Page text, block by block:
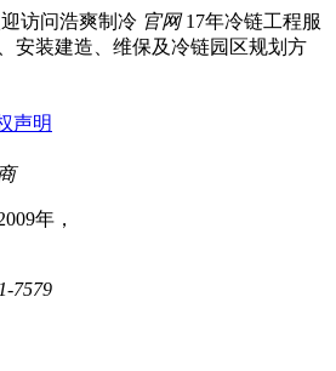
访问浩爽制冷 官网 17年冷链工程服
安装建造、维保及冷链园区规划方
声明
年，
7579